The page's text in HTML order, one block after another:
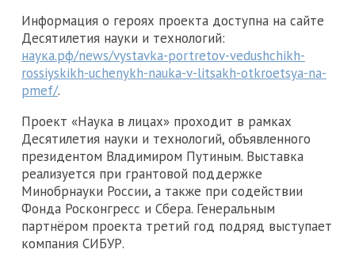
Информация о героях проекта доступна на сайте
Десятилетия науки и технологий:
наука.рф/news/vystavka-portretov-vedushchikh-
rossiyskikh-uchenykh-nauka-v-litsakh-otkroetsya-na-
pmef/.
Проект «Наука в лицах» проходит в рамках
Десятилетия науки и технологий, объявленного
президентом Владимиром Путиным. Выставка
реализуется при грантовой поддержке
Минобрнауки России, а также при содействии
Фонда Росконгресс и Сбера. Генеральным
партнёром проекта третий год подряд выступает
компания СИБУР.